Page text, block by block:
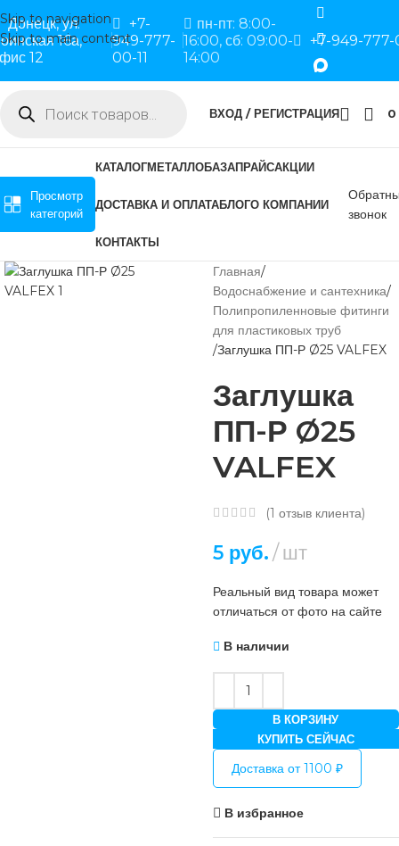
Skip to navigation
Skip to main content
Донецк, ул.
16а,
12
+7-
949-777-
00-11
пн-пт: 8:00-
16:00, сб: 09:00-
14:00
+7-949-777-
ВХОД / РЕГИСТРАЦИЯ 0
Просмотр
категорий
КАТАЛОГМЕТАЛЛОБАЗАПРАЙСАКЦИИ
ДОСТАВКА И ОПЛАТАБЛОГО КОМПАНИИ
КОНТАКТЫ
звонок
Главная
Водоснабжение и сантехника
Полипропиленновые фитинги
для пластиковых труб
Заглушка ПП-Р Ø25 VALFEX
Заглушка
ПП-Р Ø25
VALFEX
(1 отзыв клиента)
5руб. шт
Реальный вид товара может
отличаться от фото на сайте
В наличии
В КОРЗИНУ
КУПИТЬ СЕЙЧАС
Доставка от 1100 ₽
В избранное